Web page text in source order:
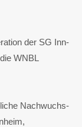
der SG Inn-
WNBL
Nachwuchs-